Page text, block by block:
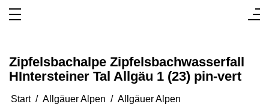
Zipfelsbachalpe Zipfelsbachwasserfall
HIntersteiner Tal Allgäu 1 (23) pin-vert
Start Allgäuer Alpen Allgäuer Alpen